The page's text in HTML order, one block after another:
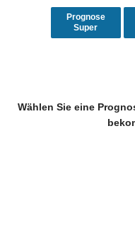
Prognose
Super
Wählen Sie eine